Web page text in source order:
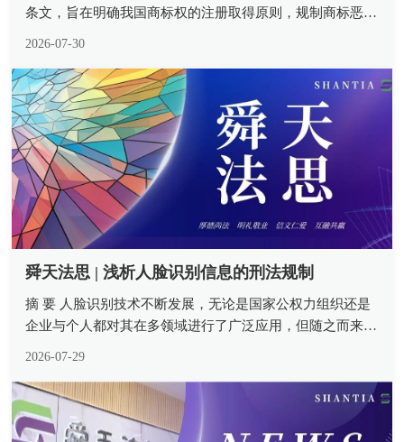
条文，旨在明确我国商标权的注册取得原则，规制商标恶意
册，方能原始取得。“不以使...
2026-07-30
舜天法思 | 浅析人脸识别信息的刑法规制
摘 要 人脸识别技术不断发展，无论是国家公权力组织还是
企业与个人都对其在多领域进行了广泛应用，但随之而来的
设置刑事责任底线。人脸识...
2026-07-29